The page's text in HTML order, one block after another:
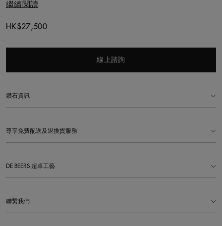
拉。選用的每顆鑽石都以遵循道德章程的方式採購，並由De Beers
繼續閱讀
Original price
HK$27,500
線上諮詢
鑽石資訊
尊享免費配送及退換貨服務
DE BEERS 超卓工藝
聯繫我們